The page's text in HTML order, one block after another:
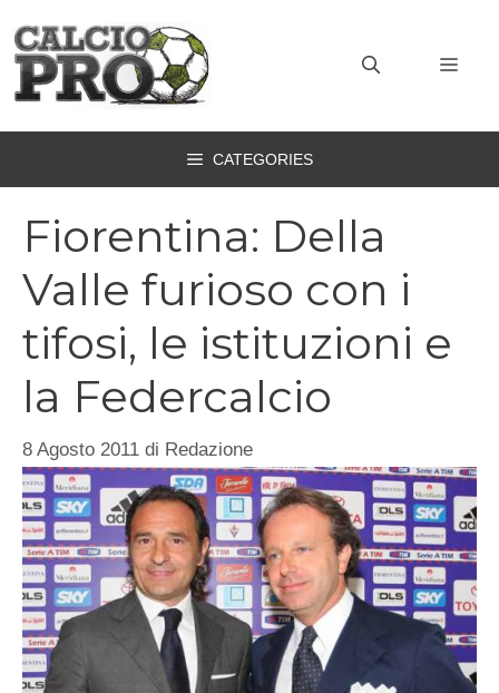
contenuto
CATEGORIES
Fiorentina: Della
Valle furioso con i
tifosi, le istituzioni e
la Federcalcio
8 Agosto 2011 di Redazione